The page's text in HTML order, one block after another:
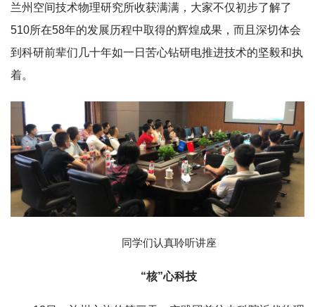
兰州空间技术物理研究所收获满满，大家不仅初步了解了
510所在58年的发展历程中取得的辉煌成果，而且深切体会
到科研前辈们几十年如一日苦心钻研电推进技术的坚毅和执
着。
同学们认真聆听讲座
“核”心科技